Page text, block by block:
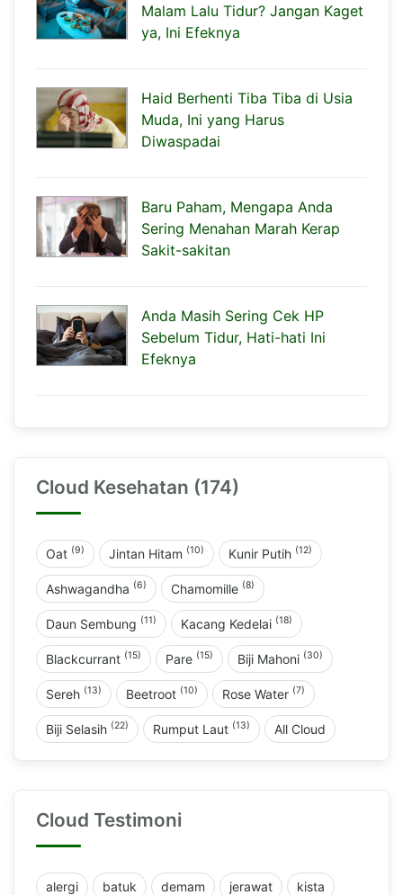
Malam Lalu Tidur? Jangan Kaget
ya, Ini Efeknya
Haid Berhenti Tiba Tiba di Usia
Muda, Ini yang Harus
Diwaspadai
Baru Paham, Mengapa Anda
Sering Menahan Marah Kerap
Sakit-sakitan
Anda Masih Sering Cek HP
Sebelum Tidur, Hati-hati Ini
Efeknya
Cloud Kesehatan (174)
Oat (9) Jintan Hitam (10) Kunir Putih (12)
Ashwagandha (6) Chamomille (8)
Daun Sembung (11) Kacang Kedelai (18)
Blackcurrant (15) Pare (15) Biji Mahoni (30)
Sereh (13) Beetroot (10) Rose Water (7)
Biji Selasih (22) Rumput Laut (13) All Cloud
Cloud Testimoni
alergi batuk demam jerawat kista